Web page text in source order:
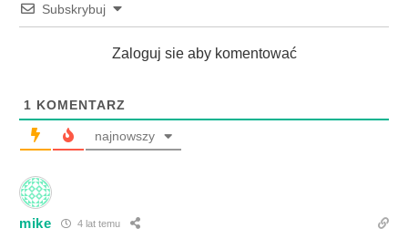
Subskrybuj
Zaloguj sie aby komentować
1 KOMENTARZ
najnowszy
mike 4 lat temu